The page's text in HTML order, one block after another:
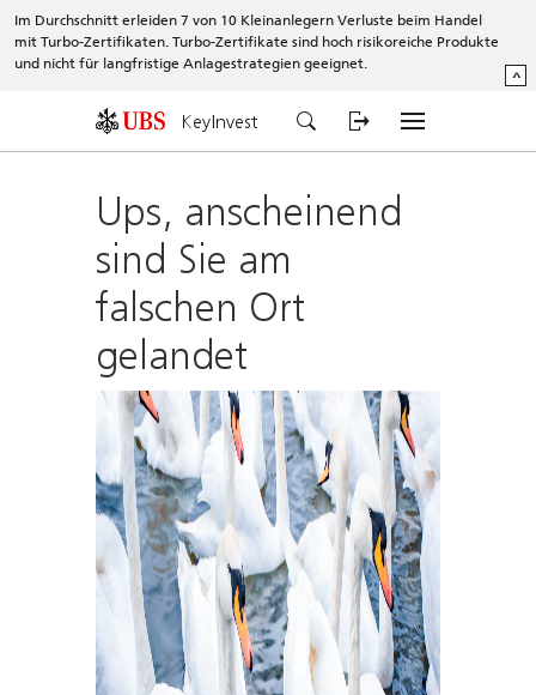
Im Durchschnitt erleiden 7 von 10 Kleinanlegern Verluste beim Handel
mit Turbo-Zertifikaten. Turbo-Zertifikate sind hoch risikoreiche Produkte
und nicht für langfristige Anlagestrategien geeignet.
^
KeyInvest
Ups, anscheinend
sind Sie am
falschen Ort
gelandet